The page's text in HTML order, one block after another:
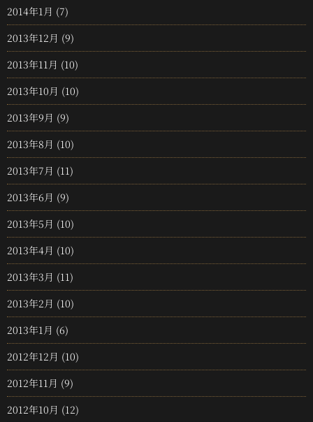
2014年1月 (7)
2013年12月 (9)
2013年11月 (10)
2013年10月 (10)
2013年9月 (9)
2013年8月 (10)
2013年7月 (11)
2013年6月 (9)
2013年5月 (10)
2013年4月 (10)
2013年3月 (11)
2013年2月 (10)
2013年1月 (6)
2012年12月 (10)
2012年11月 (9)
2012年10月 (12)